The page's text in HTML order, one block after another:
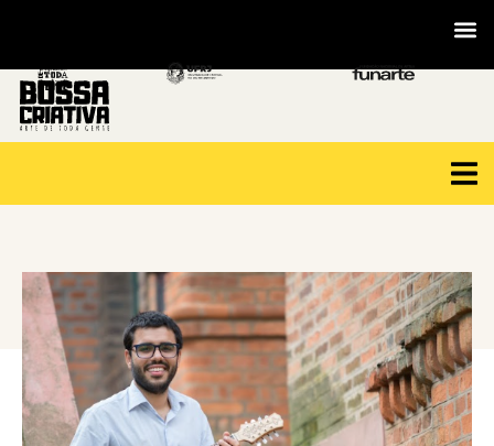
VOLTAR